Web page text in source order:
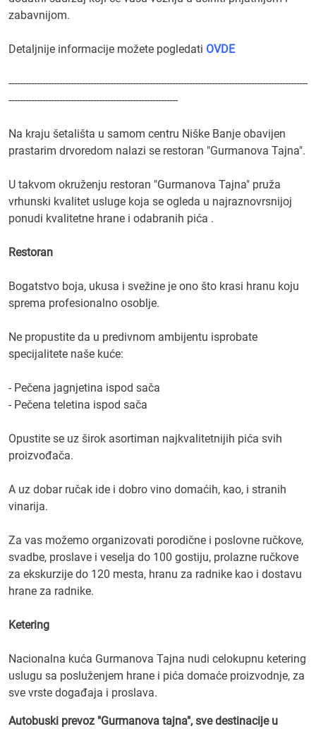
zabavnijom.
Detaljnije informacije možete pogledati OVDE
----------------------------------------------------------------------------------------------------------
------------------------------------------------------------
Na kraju šetališta u samom centru Niške Banje obavijen
prastarim drvoredom nalazi se restoran "Gurmanova Tajna".
U takvom okruženju restoran "Gurmanova Tajna" pruža
vrhunski kvalitet usluge koja se ogleda u najraznovrsnijoj
ponudi kvalitetne hrane i odabranih pića .
Restoran
Bogatstvo boja, ukusa i svežine je ono što krasi hranu koju
sprema profesionalno osoblje.
Ne propustite da u predivnom ambijentu isprobate
specijalitete naše kuće:
- Pečena jagnjetina ispod sača
- Pečena teletina ispod sača
Opustite se uz širok asortiman najkvalitetnijih pića svih
proizvođača.
A uz dobar ručak ide i dobro vino domaćih, kao, i stranih
vinarija.
Za vas možemo organizovati porodične i poslovne ručkove,
svadbe, proslave i veselja do 100 gostiju, prolazne ručkove
za ekskurzije do 120 mesta, hranu za radnike kao i dostavu
hrane za radnike.
Ketering
Nacionalna kuća Gurmanova Tajna nudi celokupnu ketering
uslugu sa posluženjem hrane i pića domaće proizvodnje, za
sve vrste događaja i proslava.
Autobuski prevoz "Gurmanova tajna", sve destinacije u